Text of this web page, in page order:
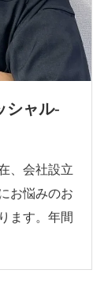
シャル-
、会社設立
お悩みのお
ます。年間